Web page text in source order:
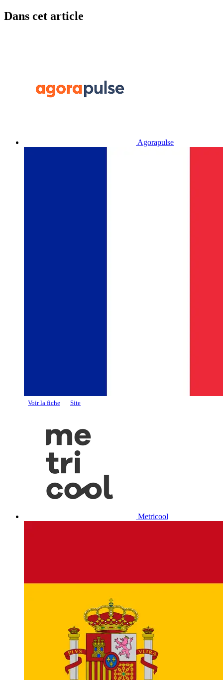
Dans cet article
Agorapulse
Voir la fiche Site
Metricool